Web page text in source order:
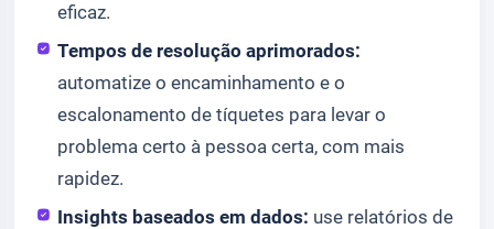
eficaz.
Tempos de resolução aprimorados:
automatize o encaminhamento e o
escalonamento de tíquetes para levar o
problema certo à pessoa certa, com mais
rapidez.
Insights baseados em dados: use relatórios de